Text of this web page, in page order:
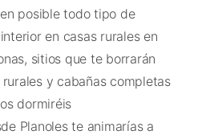
posible todo tipo de
en casas rurales en
sitios que te borrarán
y cabañas completas
dormiréis
Planoles te animarías a